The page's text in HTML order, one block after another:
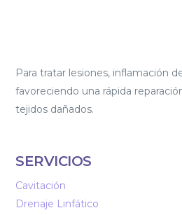
Para tratar lesiones, inflamación
favoreciendo una rápida
tejidos dañados.
SERVICIOS
Cavitación
Drenaje Linfático